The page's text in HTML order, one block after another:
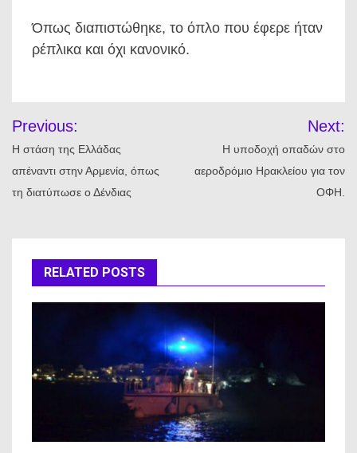
Όπως διαπιστώθηκε, το όπλο που έφερε ήταν
ρέπλικα και όχι κανονικό.
άρθρων
Previous:
Η στάση της Ελλάδας
απέναντι στην Αρμενία, όπως
τη διατύπωσε ο Δένδιας
Next:
Η υποδοχή οπαδών στο
αεροδρόμιο Ηρακλείου για τον
ΟΦΗ.
RELATED POSTS